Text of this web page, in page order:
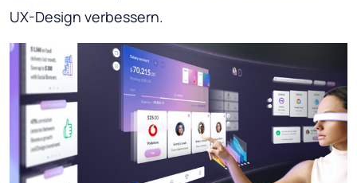
UX-Design verbessern.